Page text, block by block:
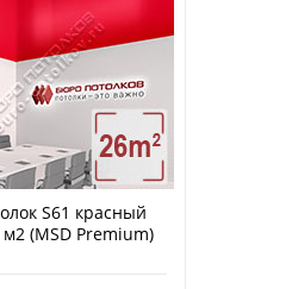
S61 красный
(MSD Premium)